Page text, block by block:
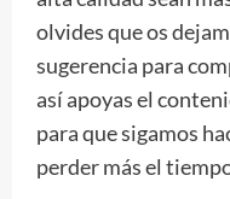
olvides que os
sugerencia para
así apoyas el
para que sigamos
perder más el